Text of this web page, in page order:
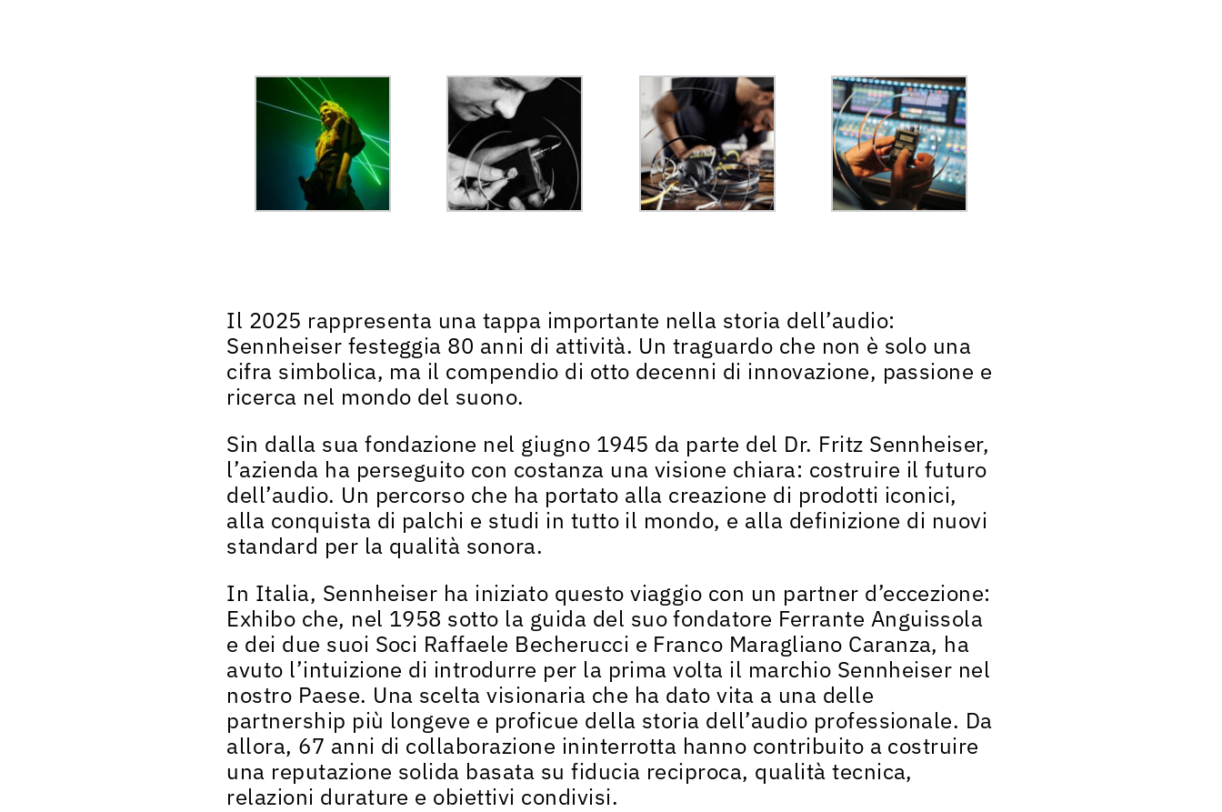
Il 2025 rappresenta una tappa importante nella storia dell’audio:
Sennheiser festeggia 80 anni di attività. Un traguardo che non è solo una
cifra simbolica, ma il compendio di otto decenni di innovazione, passione e
ricerca nel mondo del suono.
Sin dalla suafondazione nel giugno 1945 da parte del Dr. Fritz Sennheiser,
l’azienda ha perseguito con costanza una visione chiara: costruire il futuro
dell’audio. Un percorso che ha portato alla creazione di prodotti iconici,
alla conquista di palchi e studi in tutto il mondo, e alla definizione di nuovi
standard per la qualità sonora.
In Italia, Sennheiser ha iniziato questo viaggio con un partner d’eccezione:
Exhibo che, nel 1958 sotto la guida del suo fondatore Ferrante Anguissola
e dei due suoi Soci Raffaele Becherucci e Franco Maragliano Caranza, ha
avuto l’intuizione di introdurre per la prima volta il marchio Sennheiser nel
nostro Paese. Una scelta visionaria che ha dato vita a una delle
partnership più longeve e proficue della storia dell’audio professionale. Da
allora, 67 anni di collaborazione ininterrotta hanno contribuito a costruire
una reputazione solida basata su fiducia reciproca, qualità tecnica,
relazioni durature e obiettivi condivisi.